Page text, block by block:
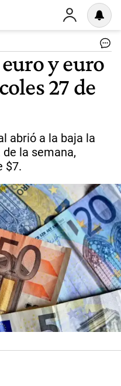
y euro
27 de
abrió a la baja la
la semana,
$7.